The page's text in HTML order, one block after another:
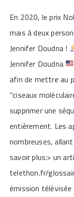
En 2020, le prix
mais à deux
Jennifer Doudna !
Jennifer Doudna
afin de mettre au
“ciseaux
supprimer une
entièrement. Les
nombreuses,
savoir plus:> un
telethon.fr/
émission télévisée